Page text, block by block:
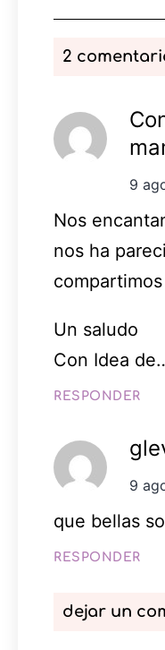
2
9
Nos
nos ha
Un saludo
Con Idea
RESPONDER
9
que bellas
RESPONDER
dejar un